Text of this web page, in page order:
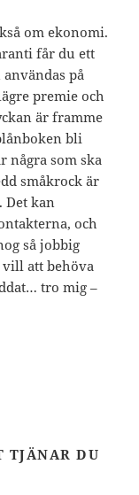
om ekonomi.
får du ett
på
premie och
är framme
bli
några som ska
småkrock är
Det kan
och
så jobbig
vill att behöva
tro mig –
TJÄNAR DU